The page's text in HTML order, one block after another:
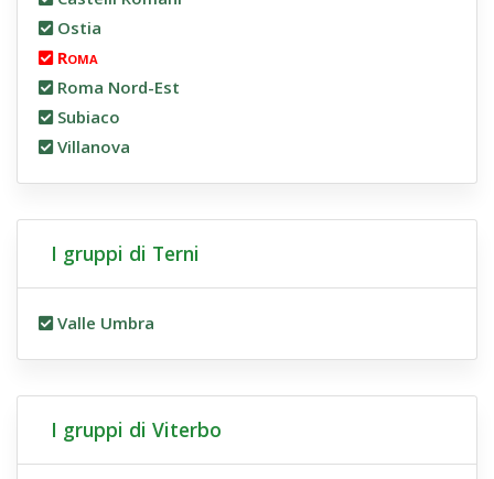
Ostia
Roma
Roma Nord-Est
Subiaco
Villanova
I gruppi di Terni
Valle Umbra
I gruppi di Viterbo